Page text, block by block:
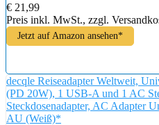
€ 21,99
Preis inkl. MwSt., zzgl.
Jetzt auf Amazon ansehen*
decqle Reiseadapter Weltweit,
(PD 20W), 1 USB-A und 1 AC
Steckdosenadapter, AC Adapter
AU (Weiß)*